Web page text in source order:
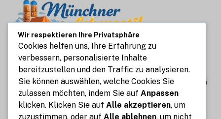
Münchner Lebensstil steht für Luxus, Mode und exklusiven
Lifestyle aus München. Wir berichten über aktuelle Trends,
kulinarische Highlights und das stilvolle Leben in einer der
attraktivsten Städte Deutschlands. Unsere Inhalte inspirieren
zu einem modernen, genussvollen und hochwertigen
Lebensstil.
Wir respektieren Ihre Privatsphäre
Cookies helfen uns, Ihre Erfahrung zu
verbessern, personalisierte Inhalte
bereitzustellen und den Traffic zu analysieren.
Sie können auswählen, welche Cookies Sie
zulassen möchten, indem Sie auf Anpassen
klicken. Klicken Sie auf Alle akzeptieren, um
zuzustimmen, oder auf Alle ablehnen, um nicht